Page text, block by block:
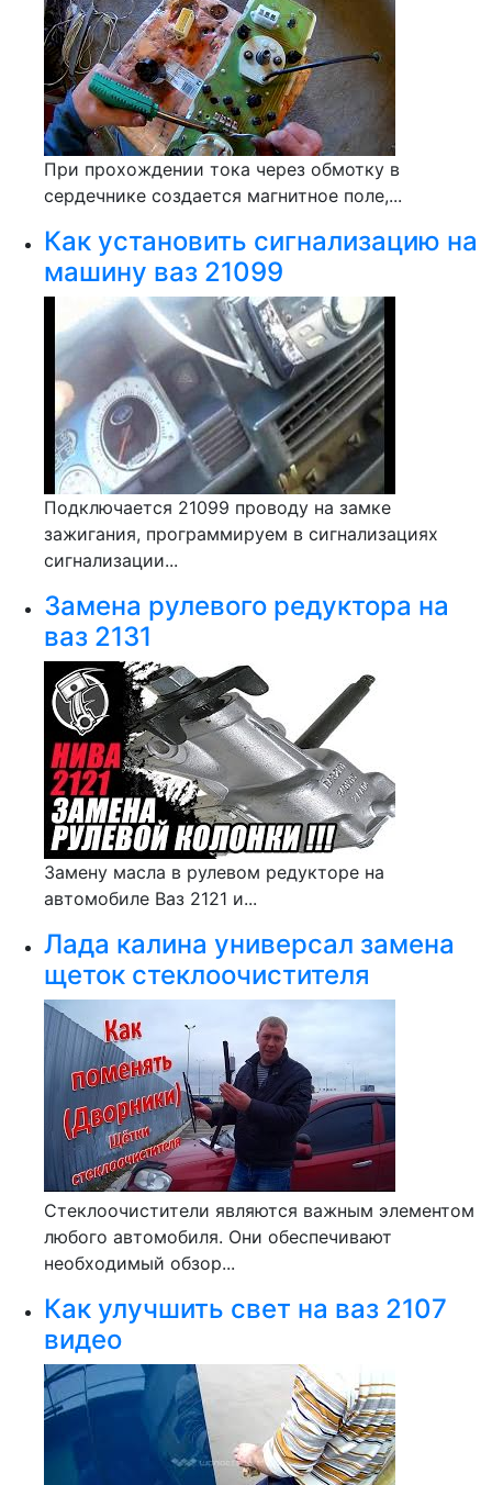
При прохождении тока через обмотку в
сердечнике создается магнитное поле,...
Как установить сигнализацию на
машину ваз 21099
Подключается 21099 проводу на замке
зажигания, программируем в сигнализациях
сигнализации...
Замена рулевого редуктора на
ваз 2131
Замену масла в рулевом редукторе на
автомобиле Ваз 2121 и...
Лада калина универсал замена
щеток стеклоочистителя
Стеклоочистители являются важным элементом
любого автомобиля. Они обеспечивают
необходимый обзор...
Как улучшить свет на ваз 2107
видео